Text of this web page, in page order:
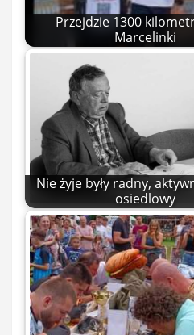
Przejdzie 1300
Marcelinki
Nie żyje były radny,
osiedlowy